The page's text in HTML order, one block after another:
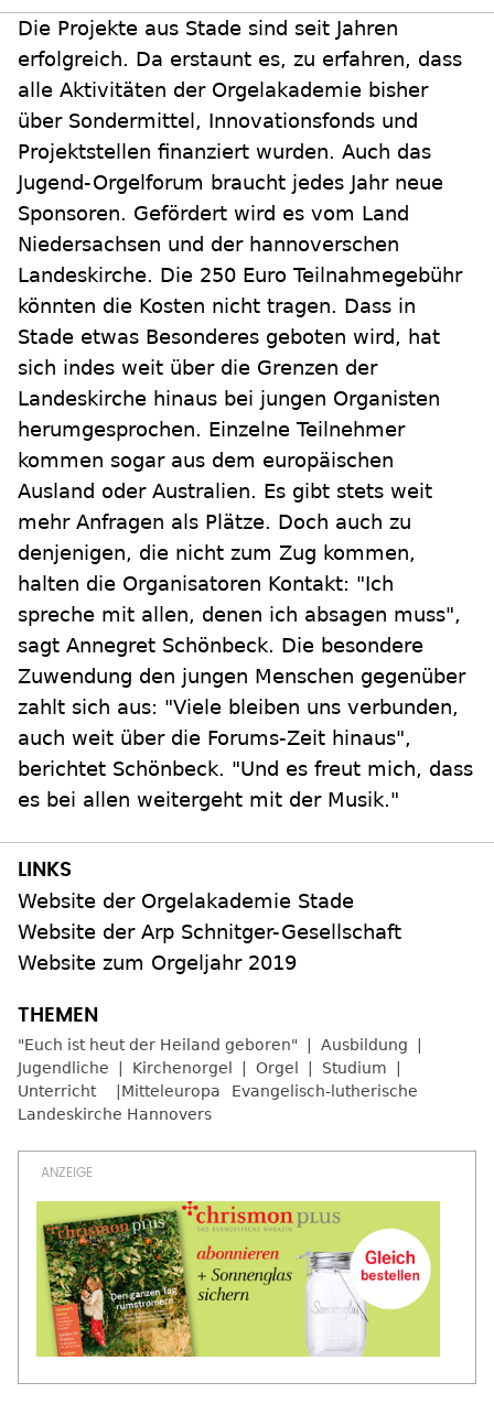
Die Projekte aus Stade sind seit Jahren
erfolgreich. Da erstaunt es, zu erfahren, dass
alle Aktivitäten der Orgelakademie bisher
über Sondermittel, Innovationsfonds und
Projektstellen finanziert wurden. Auch das
Jugend-Orgelforum braucht jedes Jahr neue
Sponsoren. Gefördert wird es vom Land
Niedersachsen und der hannoverschen
Landeskirche. Die 250 Euro Teilnahmegebühr
könnten die Kosten nicht tragen. Dass in
Stade etwas Besonderes geboten wird, hat
sich indes weit über die Grenzen der
Landeskirche hinaus bei jungen Organisten
herumgesprochen. Einzelne Teilnehmer
kommen sogar aus dem europäischen
Ausland oder Australien. Es gibt stets weit
mehr Anfragen als Plätze. Doch auch zu
denjenigen, die nicht zum Zug kommen,
halten die Organisatoren Kontakt: "Ich
spreche mit allen, denen ich absagen muss",
sagt Annegret Schönbeck. Die besondere
Zuwendung den jungen Menschen gegenüber
zahlt sich aus: "Viele bleiben uns verbunden,
auch weit über die Forums-Zeit hinaus",
berichtet Schönbeck. "Und es freut mich, dass
es bei allen weitergeht mit der Musik."
Website der Orgelakademie Stade
Website der Arp Schnitger-Gesellschaft
Website zum Orgeljahr 2019
"Euch ist heut der Heiland geboren"
Ausbildung
Jugendliche
Kirchenorgel Orgel
Studium
Unterricht
Mitteleuropa
Evangelisch-lutherische
Landeskirche Hannovers